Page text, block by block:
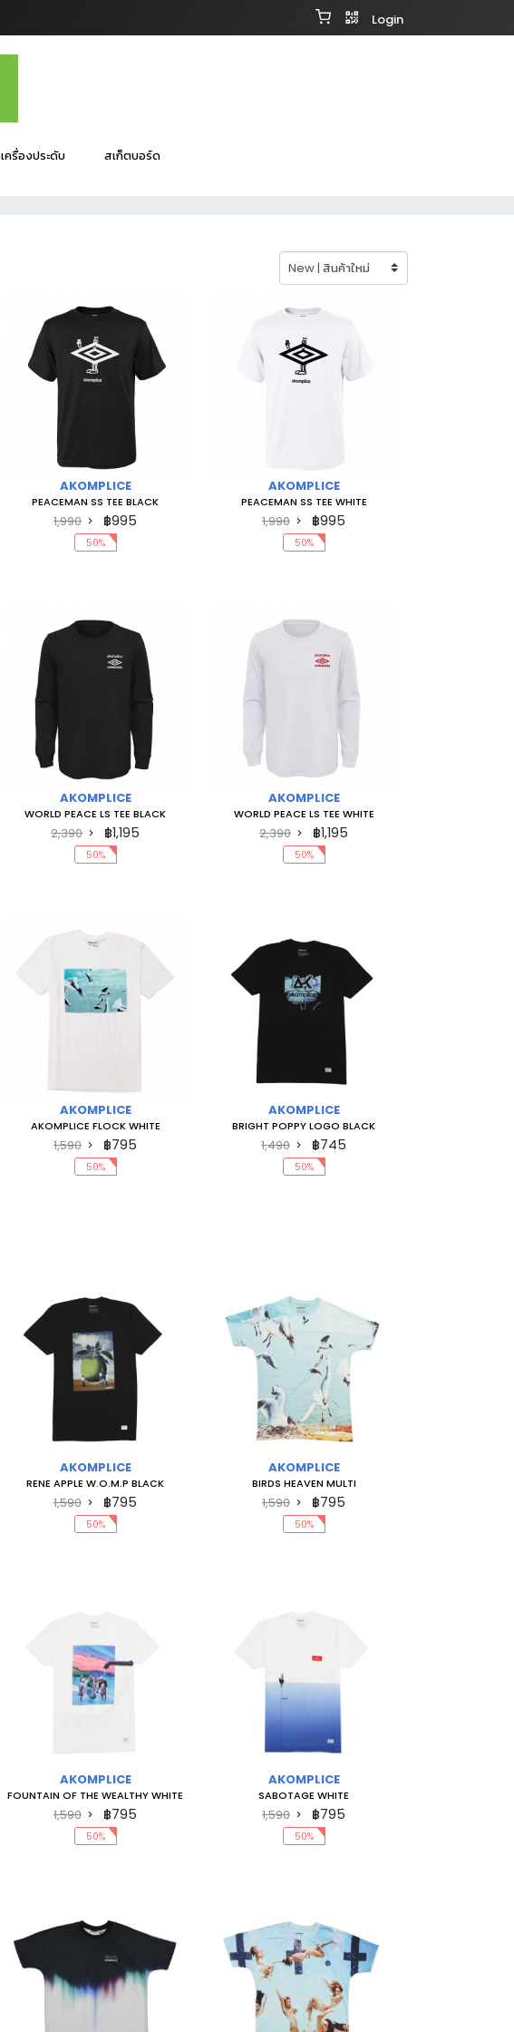
Login
เครื่องประดับ สเก็ตบอร์ด
AKOMPLICE
PEACEMAN SS TEE BLACK
1,990 ฿995
50%
AKOMPLICE
PEACEMAN SS TEE WHITE
1,990 ฿995
50%
AKOMPLICE
WORLD PEACE LS TEE BLACK
2,390 ฿1,195
50%
AKOMPLICE
WORLD PEACE LS TEE WHITE
2,390 ฿1,195
50%
AKOMPLICE
AKOMPLICE FLOCK WHITE
1,590 ฿795
50%
AKOMPLICE
BRIGHT POPPY LOGO BLACK
1,490 ฿745
50%
AKOMPLICE
RENE APPLE W.O.M.P BLACK
1,590 ฿795
50%
AKOMPLICE
BIRDS HEAVEN MULTI
1,590 ฿795
50%
AKOMPLICE
FOUNTAIN OF THE WEALTHY WHITE
1,590 ฿795
50%
AKOMPLICE
SABOTAGE WHITE
1,590 ฿795
50%